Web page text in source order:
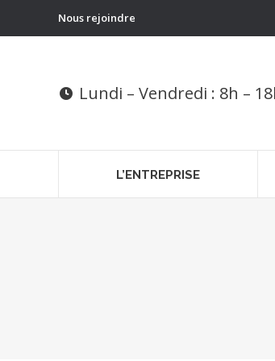
Nous rejoindre
Lundi – Vendredi : 8h –
L’ENTREPRISE